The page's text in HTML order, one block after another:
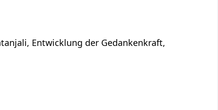
Entwicklung der Gedankenkraft,